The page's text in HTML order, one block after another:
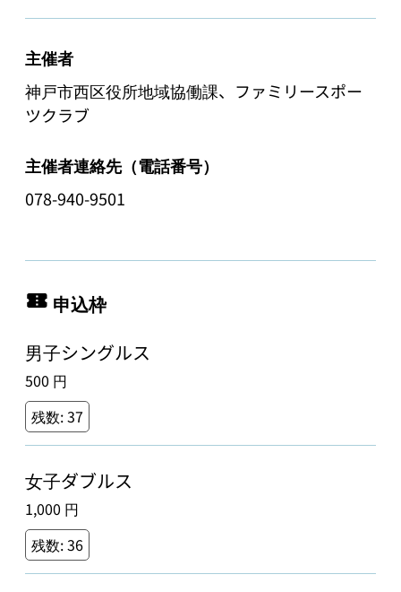
主催者
神戸市西区役所地域協働課、ファミリースポー
ツクラブ
主催者連絡先（電話番号）
078-940-9501
申込枠
男子シングルス
500 円
残数:37
女子ダブルス
1,000 円
残数:36